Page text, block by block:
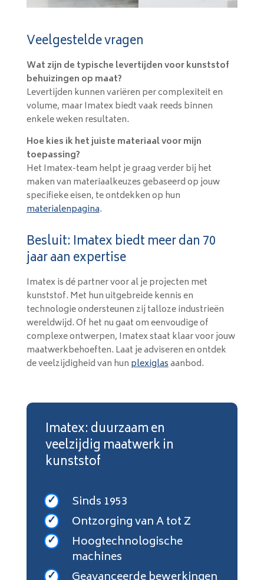
Veelgestelde vragen
Wat zijn de typische levertijden voor kunststof
behuizingen op maat?
Levertijden kunnen variëren per complexiteit en
volume, maar Imatex biedt vaak reeds binnen
enkele weken resultaten.
Hoe kies ik het juiste materiaal voor mijn
toepassing?
Het Imatex-team helpt je graag verder bij het
maken van materiaalkeuzes gebaseerd op jouw
specifieke eisen, te ontdekken op hun
materialenpagina.
Besluit: Imatex biedt meer dan 70
jaar aan expertise
Imatex is dé partner voor al je projecten met
kunststof. Met hun uitgebreide kennis en
technologie ondersteunen zij talloze industrieën
wereldwijd. Of het nu gaat om eenvoudige of
complexe ontwerpen, Imatex staat klaar voor jouw
maatwerkbehoeften. Laat je adviseren en ontdek
de veelzijdigheid van hunplexiglasaanbod.
Imatex: duurzaam en
veelzijdig maatwerk in
kunststof
Sinds 1953
Ontzorging van A tot Z
Hoogtechnologische
machines